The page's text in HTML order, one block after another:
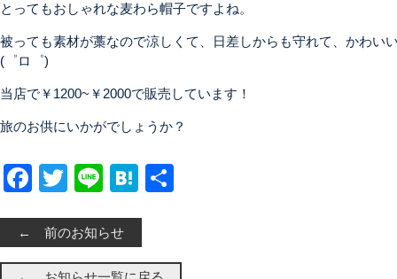
とってもおしゃれな麦わら帽子ですよね。
被っても素材が藁なので涼しくて、日差しからも守れて、かわ
(゜ロ゜)
当店で￥1200~￥2000で販売しています！
旅のお供にいかがでしょうか？
Facebook
Twitter Line Hatena
← 前のお知らせ